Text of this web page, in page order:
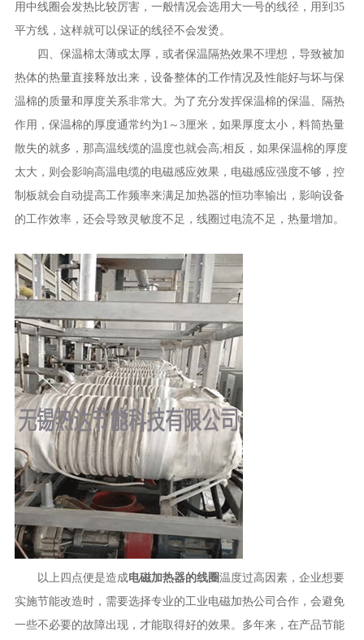
用中线圈会发热比较厉害，一般情况会选用大一号的线径，用到 35
平方线，这样就可以保证的线径不会发烫。
四 、保温棉太薄或太厚，或者保温隔热效果不理想，导致被加
热体的热量直接释放出来，设备整体的工作情况及性能好与坏与保
温棉的质量和厚度关系非常大。为了充分发挥保温棉的保温、隔热
作用，保温棉的厚度通常约为1～3厘米，如果厚度太小，料筒热量
散失的就多，那高温线缆的温度也就会高;相反，如果保温棉的厚度
太大，则会影响高温电缆的电磁感应效果， 电磁感应强度不够，控
制板就会自动提高工作频率来满足加热器的恒功率输出，影响设备
的工作效率，还会导致灵敏度不足，线圈过电流不足，热量增加。
以上四点便是造成电磁加热器的线圈温度过高因素， 企业想要
实施节能改造时，需要选择专业的工业电磁加热公司合作， 会避免
一些不必要的故障出现， 才能取得好的效果。 多年来，在产品节能